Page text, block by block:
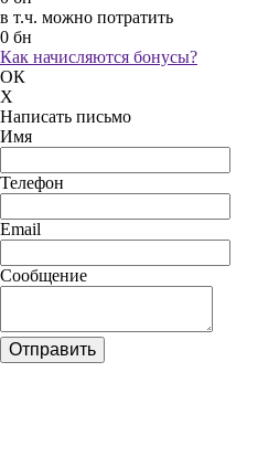
в т.ч. можно потратить
0 бн
Как начисляются бонусы?
ОК
X
Написать письмо
Имя
Телефон
Email
Сообщение